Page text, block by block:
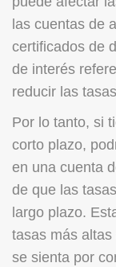
las cuentas de
certificados de
de interés
reducir las
Por lo tanto, si
corto plazo,
en una cuenta
de que las
largo plazo.
tasas más
se sienta por